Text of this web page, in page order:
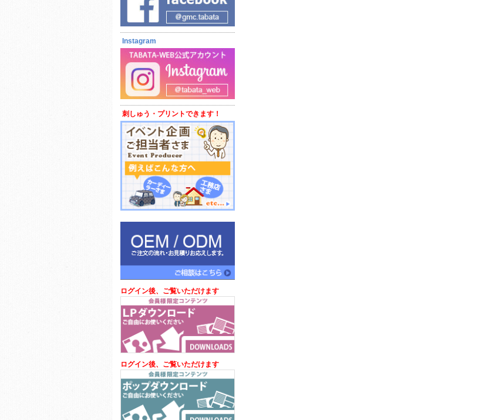
Instagram
刺しゅう・プリントできます！
ログイン後、ご覧いただけます
ログイン後、ご覧いただけます